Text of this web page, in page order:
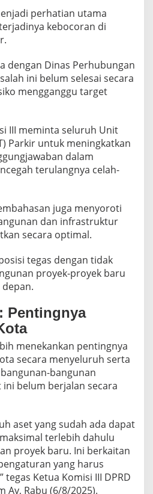
d
a
m
R
a
n
g
a
n
A
2
0
2
perhatian utama
kebocoran di
dengan Dinas Perhubungan
ini belum selesai secara
mengganggu target
III meminta seluruh Unit
Parkir untuk meningkatkan
dalam
terulangnya celah-
juga menyoroti
dan infrastruktur
secara optimal.
tegas dengan tidak
proyek-proyek baru
Pentingnya
menekankan pentingnya
secara menyeluruh serta
bangunan
belum berjalan secara
aset yang sudah ada dapat
terlebih dahulu
proyek baru. Ini berkaitan
yang harus
Ketua Komisi III DPRD
Ay, Rabu (6/8/2025).